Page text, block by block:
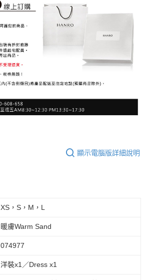
顯示電腦版詳細說明
XS，S，M，L
暖膚Warm Sand
074977
洋裝x1／Dress x1